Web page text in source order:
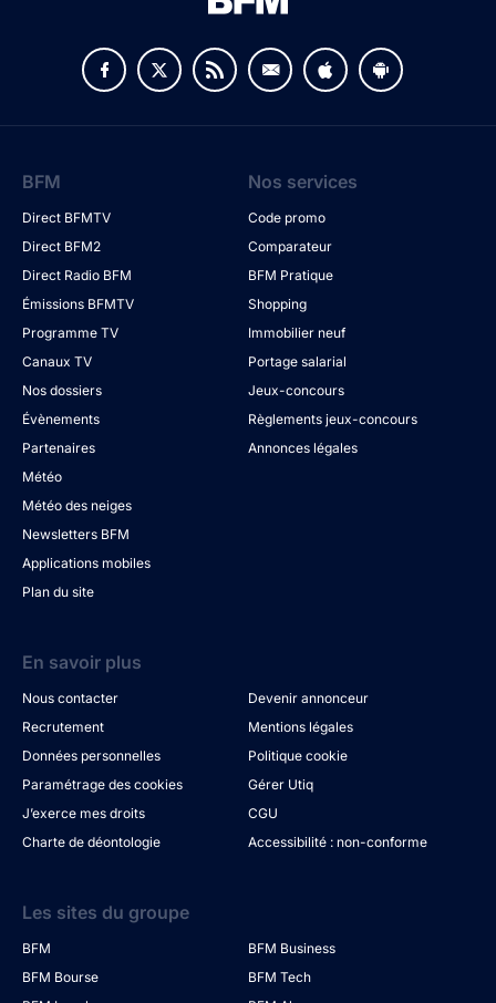
BFM
Direct BFMTV
Direct BFM2
Direct Radio BFM
Émissions BFMTV
Programme TV
Canaux TV
Nos dossiers
Évènements
Partenaires
Météo
Météo des neiges
Newsletters BFM
Applications mobiles
Plan du site
Nos services
Code promo
Comparateur
BFM Pratique
Shopping
Immobilier neuf
Portage salarial
Jeux-concours
Règlements jeux-concours
Annonces légales
En savoir plus
Nous contacter
Devenir annonceur
Recrutement
Mentions légales
Données personnelles
Politique cookie
Paramétrage des cookies
Gérer Utiq
J’exerce mes droits
CGU
Charte de déontologie
Accessibilité : non-conforme
Les sites du groupe
BFM
BFM Business
BFM Bourse
BFM Tech